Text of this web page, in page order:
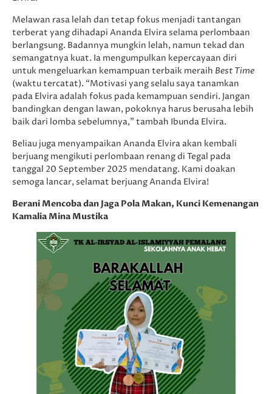
Melawan rasa lelah dan tetap fokus menjadi tantangan
terberat yang dihadapi Ananda Elvira selama perlombaan
berlangsung. Badannya mungkin lelah, namun tekad dan
semangatnya kuat. Ia mengumpulkan kepercayaan diri
untuk mengeluarkan kemampuan terbaik meraih Best Time
(waktu tercatat). “Motivasi yang selalu saya tanamkan
pada Elvira adalah fokus pada kemampuan sendiri. Jangan
bandingkan dengan lawan, pokoknya harus berusaha lebih
baik dari lomba sebelumnya,” tambah Ibunda Elvira.
Beliau juga menyampaikan Ananda Elvira akan kembali
berjuang mengikuti perlombaan renang di Tegal pada
tanggal 20 September 2025 mendatang. Kami doakan
semoga lancar, selamat berjuang Ananda Elvira!
Berani Mencoba dan Jaga Pola Makan, Kunci Kemenangan
Kamalia Mina Mustika